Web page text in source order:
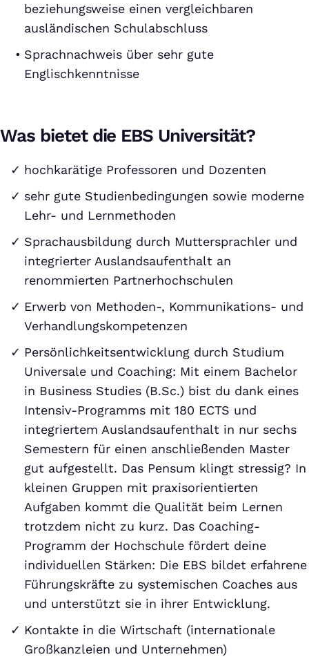
beziehungsweise einen vergleichbaren
ausländischen Schulabschluss
Sprachnachweis über sehr gute
Englischkenntnisse
Was bietet die EBS Universität?
hochkarätige Professoren und Dozenten
sehr gute Studienbedingungen sowie moderne
Lehr- und Lernmethoden
Sprachausbildung durch Muttersprachler und
integrierter Auslandsaufenthalt an
renommierten Partnerhochschulen
Erwerb von Methoden-, Kommunikations- und
Verhandlungskompetenzen
Persönlichkeitsentwicklung durch Studium
Universale und Coaching: Mit einem Bachelor
in Business Studies (B.Sc.) bist du dank eines
Intensiv-Programms mit 180 ECTS und
integriertem Auslandsaufenthalt in nur sechs
Semestern für einen anschließenden Master
gut aufgestellt. Das Pensum klingt stressig? In
kleinen Gruppen mit praxisorientierten
Aufgaben kommt die Qualität beim Lernen
trotzdem nicht zu kurz. Das Coaching-
Programm der Hochschule fördert deine
individuellen Stärken: Die EBS bildet erfahrene
Führungskräfte zu systemischen Coaches aus
und unterstützt sie in ihrer Entwicklung.
Kontakte in die Wirtschaft (internationale
Großkanzleien und Unternehmen)